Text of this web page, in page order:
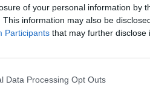
of your personal information by
This information may also be
Participants that may further disclose
Data Processing Opt Outs